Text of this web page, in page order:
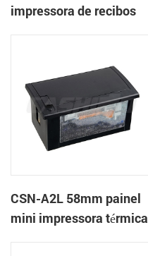
impressora de recibos
CSN-A2L 58mm painel
mini impressora térmica